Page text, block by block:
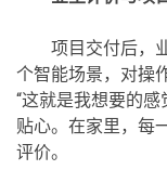
项目交付后，
个智能场景，对操
“这就是我想要的
贴心。在家里，每
评价。